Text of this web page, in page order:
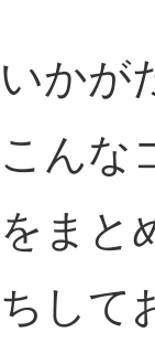
いかが
こんな
をまと
ちして